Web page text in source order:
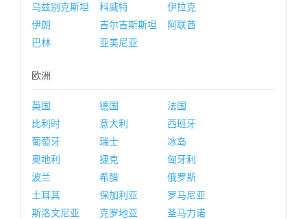
乌兹别克斯坦
科威特
伊拉克
伊朗
吉尔吉斯斯坦
阿联酋
巴林
亚美尼亚
欧洲
英国 德国
法国
比利时
意大利
西班牙
葡萄牙
瑞士
冰岛
奥地利
捷克
匈牙利
波兰
希腊
俄罗斯
土耳其
保加利亚
罗马尼亚
斯洛文尼亚
克罗地亚
圣马力诺